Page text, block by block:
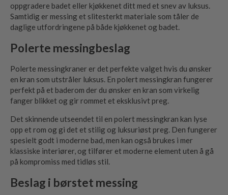
oppgradere badet eller kjøkkenet ditt med et snev av luksus.
Samtidig er messing et slitesterkt materiale som tåler de
daglige utfordringene på både kjøkkenet og badet.
Polerte messingbeslag
Polerte messingkraner er det perfekte valget hvis du ønsker
en kran som utstråler luksus. En polert messingkran fungerer
perfekt på et baderom der du ønsker en kran som virkelig
fanger blikket og gir rommet et eksklusivt preg.
Det skinnende utseendet til en polert messingkran kan lyse
opp et rom og gi det et stilig og luksuriøst preg. Den fungerer
spesielt godt i moderne bad, men kan også brukes i mer
klassiske interiører, og tilfører et moderne element uten å gå
på kompromiss med tidløs stil.
Beslag i børstet messing